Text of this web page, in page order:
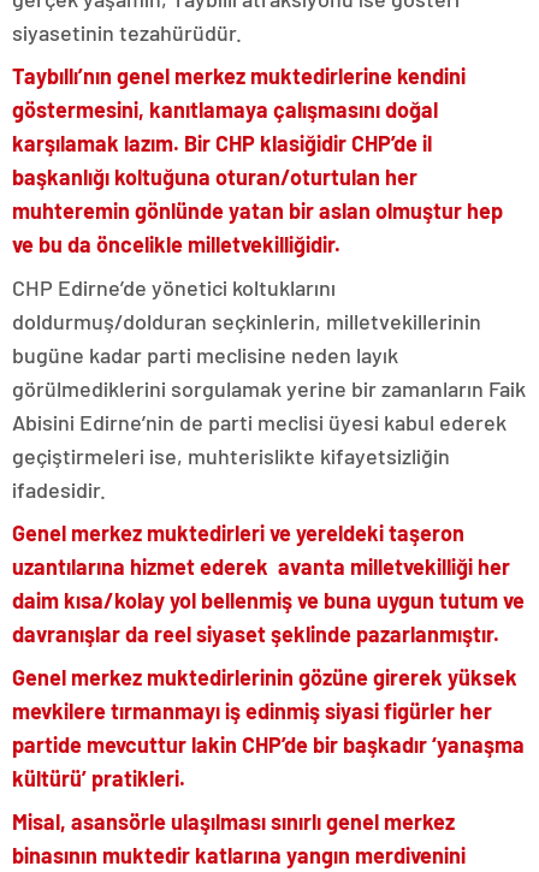
siyasetinin tezahürüdür.
Taybıllı’nın genel merkez muktedirlerine kendini
göstermesini, kanıtlamaya çalışmasını doğal
karşılamak lazım. Bir CHP klasiğidir CHP’de il
başkanlığı koltuğuna oturan/oturtulan her
muhteremin gönlünde yatan bir aslan olmuştur hep
ve bu da öncelikle milletvekilliğidir.
CHP Edirne’de yönetici koltuklarını
doldurmuş/dolduran seçkinlerin, milletvekillerinin
bugüne kadar parti meclisine neden layık
görülmediklerini sorgulamak yerine bir zamanların Faik
Abisini Edirne’nin de parti meclisi üyesi kabul ederek
geçiştirmeleri ise, muhterislikte kifayetsizliğin
ifadesidir.
Genel merkez muktedirleri ve yereldeki taşeron
uzantılarına hizmet ederek avanta milletvekilliği her
daim kısa/kolay yol bellenmiş ve buna uygun tutum ve
davranışlar da reel siyaset şeklinde pazarlanmıştır.
Genel merkez muktedirlerinin gözüne girerek yüksek
mevkilere tırmanmayı iş edinmiş siyasi figürler her
partide mevcuttur lakin CHP’de bir başkadır ‘yanaşma
kültürü’ pratikleri.
Misal, asansörle ulaşılması sınırlı genel merkez
binasının muktedir katlarına yangın merdivenini